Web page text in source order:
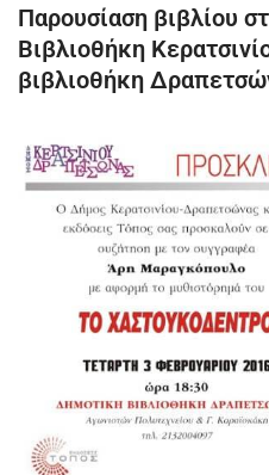
Παρουσίαση βιβλίου
Βιβλιοθήκη
βιβλιοθήκη